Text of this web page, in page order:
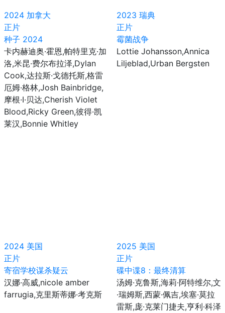
2024 加拿大
正片
种子 2024
卡内赫迪奥·霍恩,帕特里克·加
洛,米昆·费尔布拉泽,Dylan
Cook,达拉斯·戈德托斯,格雷
厄姆·格林,Josh Bainbridge,
摩根·I·贝达,Cherish Violet
Blood,Ricky Green,彼得·凯
莱汉,Bonnie Whitley
2023 瑞典
正片
霉菌战争
Lottie Johansson,Annica
Liljeblad,Urban Bergsten
2024 美国
正片
寄宿学校谋杀疑云
汉娜·高威,nicole amber
farrugia,克里斯蒂娜·考克斯
2025 美国
正片
碟中谍8：最终清算
汤姆·克鲁斯,海莉·阿特维尔,文
·瑞姆斯,西蒙·佩吉,埃塞·莫拉
雷斯,庞·克莱门捷夫,亨利·科泽